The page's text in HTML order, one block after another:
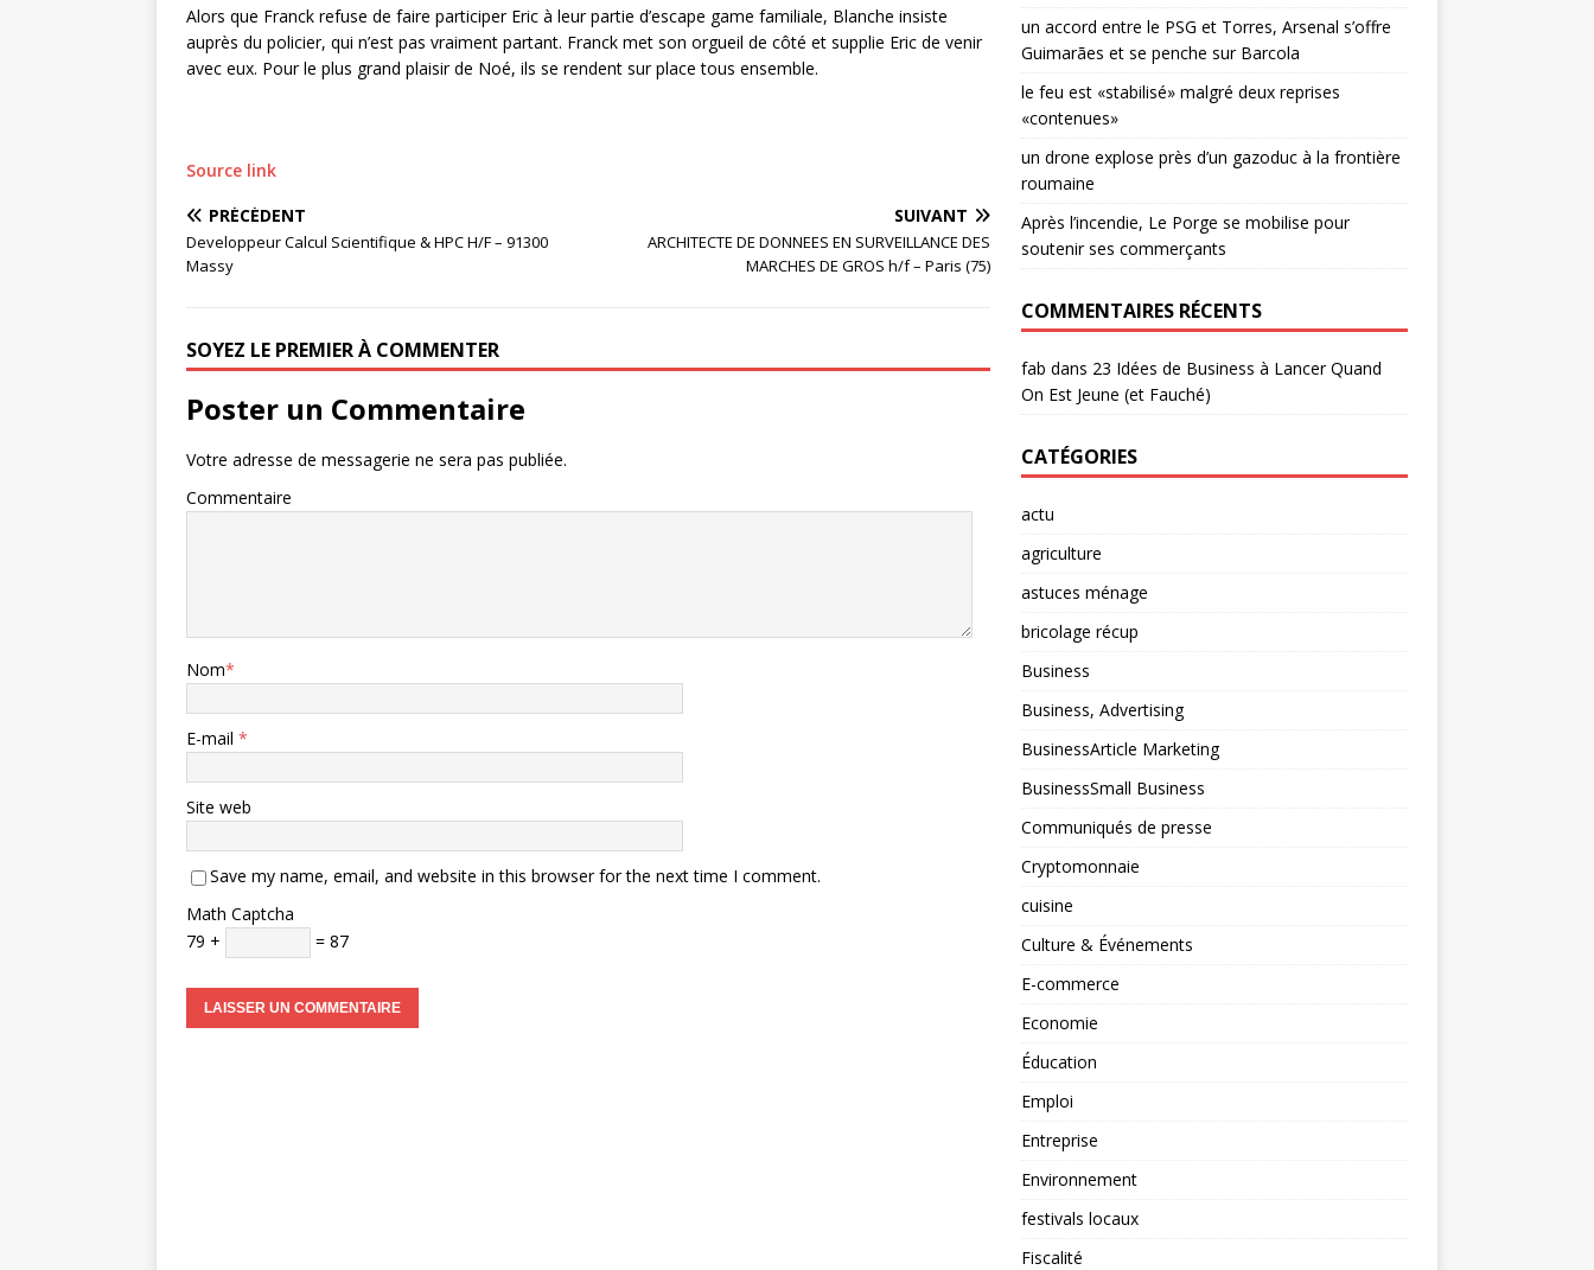
Alors que Franck refuse de faire participer Eric à leur partie d’escape game familiale, Blanche insiste
auprès du policier, qui n’est pas vraiment partant. Franck met son orgueil de côté et supplie Eric de venir
avec eux. Pour le plus grand plaisir de Noé, ils se rendent sur place tous ensemble.
Source link
PRÉCÉDENT
Developpeur Calcul Scientifique & HPC H/F – 91300
Massy
SUIVANT
ARCHITECTE DE DONNEES EN SURVEILLANCE DES
MARCHES DE GROS h/f – Paris (75)
SOYEZ LE PREMIER À COMMENTER
Poster un Commentaire
Votre adresse de messagerie ne sera pas publiée.
Commentaire
Nom*
E-mail *
Site web
Save my name, email, and website in this browser for the next time I comment.
Math Captcha
79 +
= 87
un accord entre le PSG et Torres, Arsenal s’offre
Guimarães et se penche sur Barcola
le feu est «stabilisé» malgré deux reprises
«contenues»
un drone explose près d’un gazoduc à la frontière
roumaine
Après l’incendie, Le Porge se mobilise pour
soutenir ses commerçants
COMMENTAIRES RÉCENTS
fab dans 23 Idées de Business à Lancer Quand
On Est Jeune (et Fauché)
CATÉGORIES
actu
agriculture
astuces ménage
bricolage récup
Business
Business, Advertising
BusinessArticle Marketing
BusinessSmall Business
Communiqués de presse
Cryptomonnaie
cuisine
Culture & Événements
E-commerce
Economie
Éducation
Emploi
Entreprise
Environnement
festivals locaux
Fiscalité